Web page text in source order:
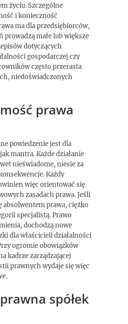
życiu. Szczególne
i konieczność
ma dla przedsiębiorców,
prowadzą małe lub większe
dotyczących
gospodarczej czy
często przerasta
niedoświadczonych
prawa
powiedzenie jest dla
mantra. Każde działanie
nieświadome, niesie za
Każdy
więc orientować się
zasadach prawa. Jeśli
absolwentem prawa, ciężko
specjalistą. Prawo
dochodzą nowe
dla właścicieli działalności
ogromie obowiązków
kadrze zarządzającej
prawnych wydaje się więc
spółek